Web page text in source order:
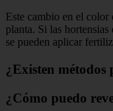
Este cambio en el color
planta. Si las
se pueden aplicar
¿Existen
¿Cómo puedo